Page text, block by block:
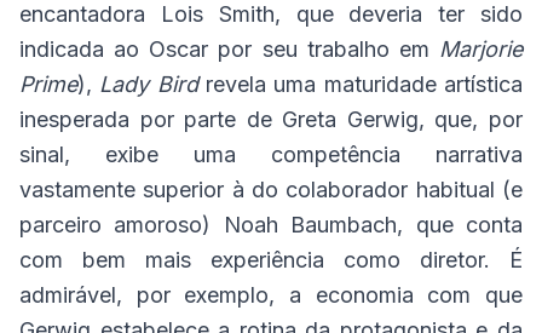
encantadora Lois Smith, que deveria ter sido
indicada ao Oscar por seu trabalho em Marjorie
Prime), Lady Birdrevela uma maturidade artística
inesperada por parte de Greta Gerwig, que, por
sinal, exibe uma competência narrativa
vastamente superior à do colaborador habitual (e
parceiro amoroso) Noah Baumbach, que conta
com bem mais experiência como diretor. É
admirável, por exemplo, a economia com que